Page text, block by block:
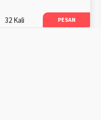
32 Kali PESAN